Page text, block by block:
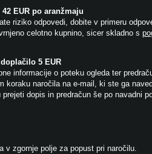
EUR po aranžmaju
riziko odpovedi, dobite v primeru
celotno kupnino, sicer skladno s
5 EUR
informacije o poteku ogleda ter
koraku naročila na e-mail, ki ste ga
prejeti dopis in predračun še po navadni
v zgornje polje za popust pri naročilu.